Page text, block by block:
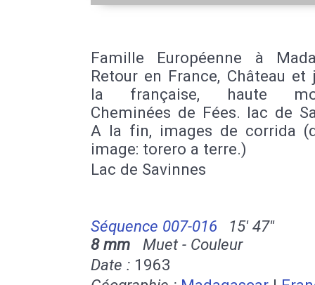
Famille Européenne à
Retour en France, Château et
la française, haute
Cheminées de Fées. lac de
A la fin, images de corrida
image: torero a terre.)
Lac de Savinnes
Séquence 007-016
15' 47''
8 mm Muet - Couleur
Date : 1963